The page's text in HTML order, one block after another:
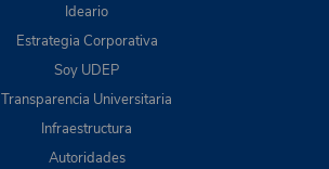
Ideario
Estrategia Corporativa
Soy UDEP
Transparencia Universitaria
Infraestructura
Autoridades